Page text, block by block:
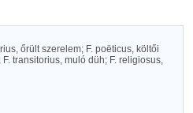
őrült szerelem; F. poëticus, költői
transitorius, muló düh; F. religiosus,